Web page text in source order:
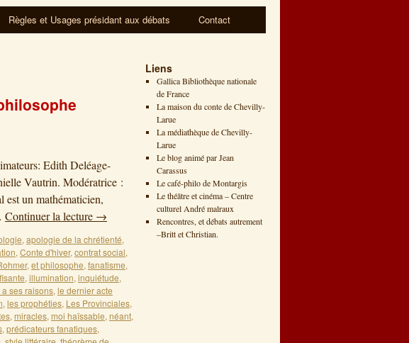
Règles et Usages présidant aux débats Contact
Edith Deléage-
Vautrin. Modératrice :
un mathématicien,
Continuer la lecture →
, apologie de la chrétienté,
, Conte d'hiver, contrat social,
, et philosophe, fanatisme,
, illumination, inquiétude,
ses raisons, le dernier acte
, les prophéties, Les Provinciales,
, miracles, moi haïssable, néant,
, prédicateurs fanatiques,
Liens
Gallica Bibliothèque nationale
de France
La maison du conte de Chevilly-
Larue
La médiathèque de Chevilly-
Larue
Le blog animé par Jean
Carassus
Le café-philo de Montargis
Le théâtre et cinéma – Centre
culturel André malraux
Rencontres, et débats autrement
–Britt et Christian.